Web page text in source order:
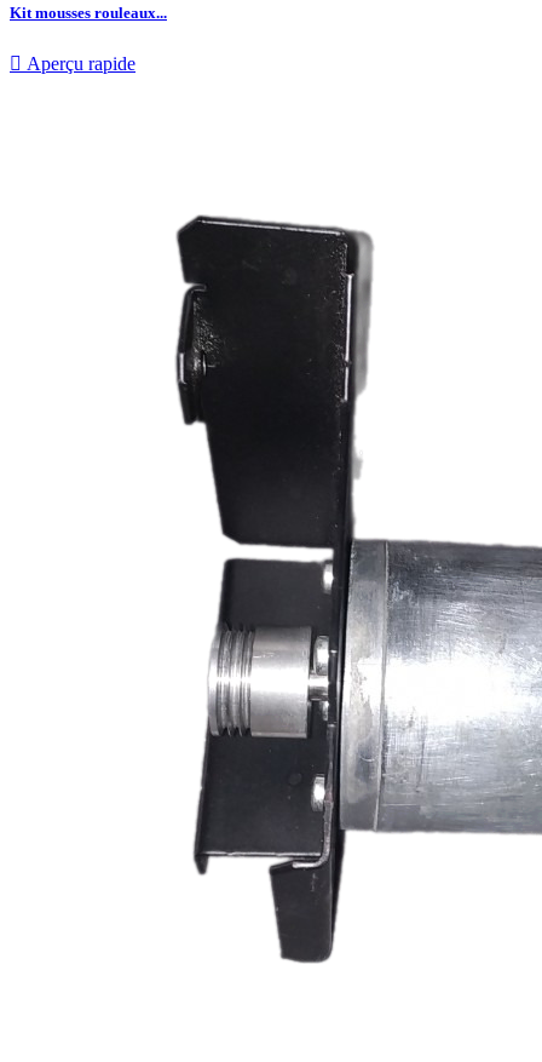
Kit mousses rouleaux...
 Aperçu rapide